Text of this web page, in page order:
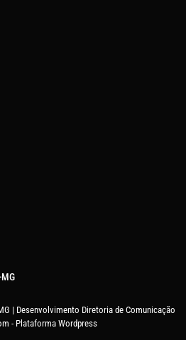
| Desenvolvimento Diretoria de Comunicação
- Plataforma Wordpress